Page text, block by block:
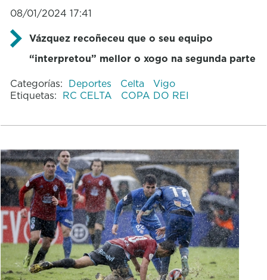
08/01/2024 17:41
Vázquez recoñeceu que o seu equipo
“interpretou” mellor o xogo na segunda parte
Categorías: Deportes Celta
Vigo
Etiquetas: RC CELTA COPA DO REI